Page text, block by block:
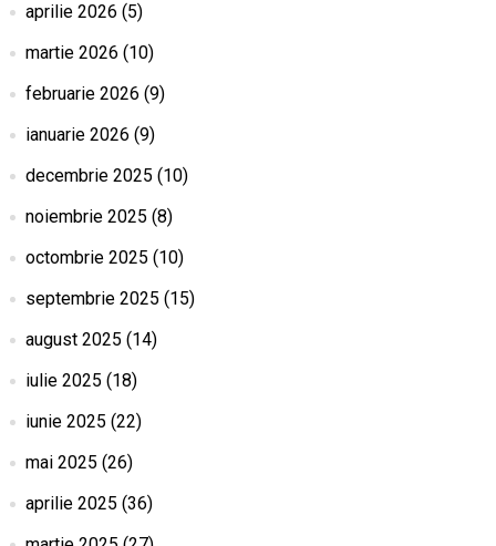
aprilie 2026 (5)
martie 2026 (10)
februarie 2026 (9)
ianuarie 2026 (9)
decembrie 2025 (10)
noiembrie 2025 (8)
octombrie 2025 (10)
septembrie 2025 (15)
august 2025 (14)
iulie 2025 (18)
iunie 2025 (22)
mai 2025 (26)
aprilie 2025 (36)